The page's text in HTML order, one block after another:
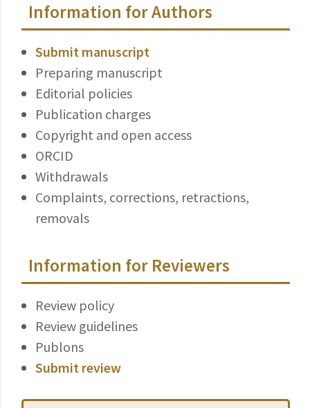
Information for Authors
Submit manuscript
Preparing manuscript
Editorial policies
Publication charges
Copyright and open access
ORCID
Withdrawals
Complaints, corrections, retractions,
removals
Information for Reviewers
Review policy
Review guidelines
Publons
Submit review